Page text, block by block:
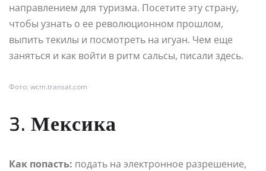
направлением для туризма. Посетите эту страну,
чтобы узнать о ее революционном прошлом,
выпить текилы и посмотреть на игуан. Чем еще
заняться и как войти в ритм сальсы, писали здесь.
Фото: wcm.transat.com
3. Мексика
Как попасть: подать на электронное разрешение,